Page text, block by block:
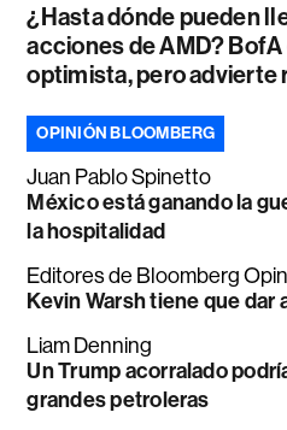
¿Hasta dónde pueden
acciones de AMD? BofA
optimista, pero advierte
OPINIÓN BLOOMBERG
Juan Pablo Spinetto
México está ganando la
la hospitalidad
Editores de Bloomberg
Kevin Warsh tiene que
Liam Denning
Un Trump acorralado
grandes petroleras